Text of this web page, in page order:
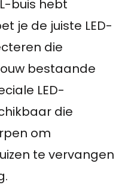
buis hebt
je de juiste LED-
die
bestaande
LED-
die
om
te vervangen